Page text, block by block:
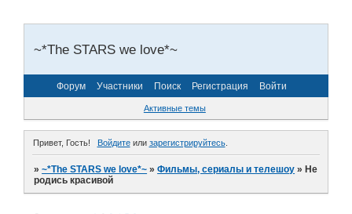
~*The STARS we love*~
Форум Участники Поиск Регистрация Войти
Активные темы
Привет, Гость! Войдитеили зарегистрируйтесь.
»~*The STARS we love*~ »Фильмы, сериалы и телешоу »Не
родись красивой